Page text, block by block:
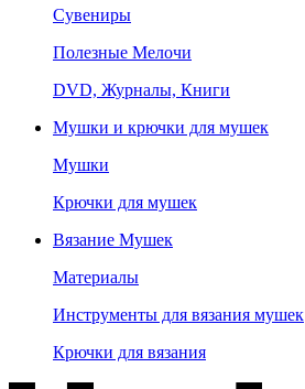
Сувениры
Полезные Мелочи
DVD, Журналы, Книги
Мушки и крючки для мушек
Мушки
Крючки для мушек
Вязание Мушек
Материалы
Инструменты для вязания мушек
Крючки для вязания